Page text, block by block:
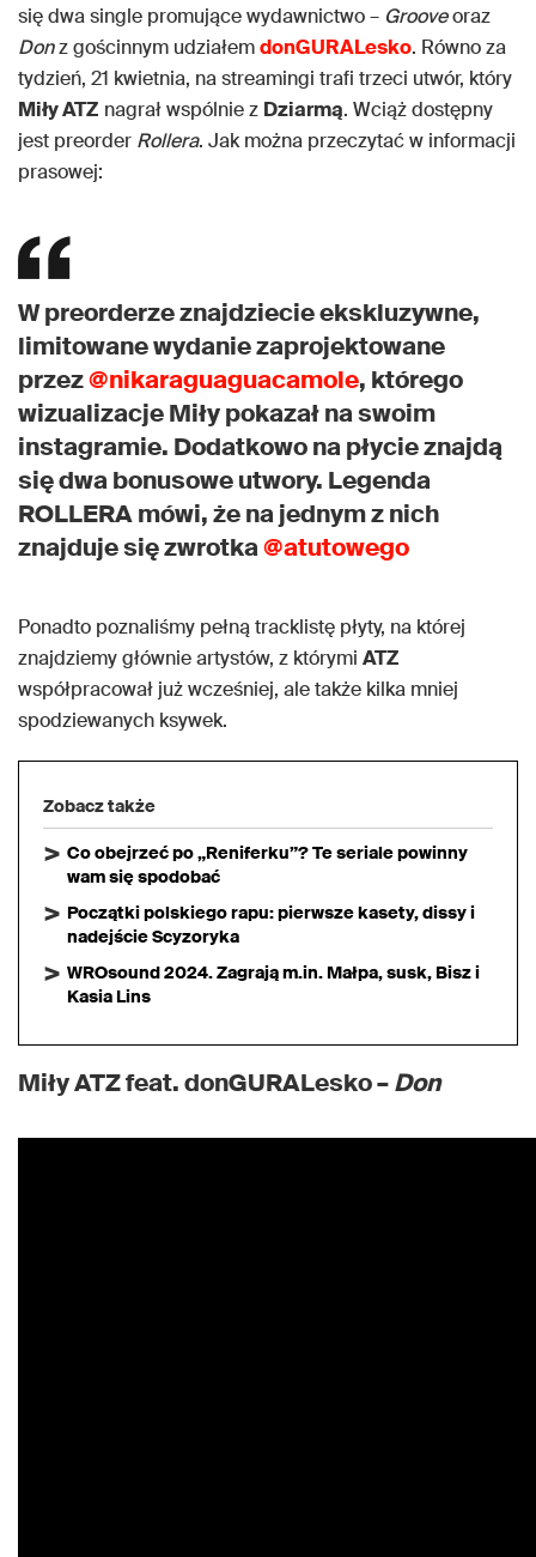
się dwa single promujące wydawnictwo – Grooveoraz
Donz gościnnym udziałemdonGURALesko. Równo za
tydzień, 21 kwietnia, na streamingi trafi trzeci utwór, który
Miły ATZ nagrał wspólnie z Dziarmą. Wciąż dostępny
jest preorder Rollera. Jak można przeczytać w informacji
prasowej:
W preorderze znajdziecie ekskluzywne,
limitowane wydanie zaprojektowane
przez@nikaraguaguacamole, którego
wizualizacje Miły pokazał na swoim
instagramie. Dodatkowo na płycie znajdą
się dwa bonusowe utwory. Legenda
ROLLERA mówi, że na jednym z nich
znajduje się zwrotka@atutowego
Ponadto poznaliśmy pełną tracklistę płyty, na której
znajdziemy głównie artystów, z którymi ATZ
współpracował już wcześniej, ale także kilka mniej
spodziewanych ksywek.
Zobacz także
Co obejrzeć po „Reniferku”? Te seriale powinny
wam się spodobać
Początki polskiego rapu: pierwsze kasety, dissy i
nadejście Scyzoryka
WROsound 2024. Zagrają m.in. Małpa, susk, Bisz i
Kasia Lins
Miły ATZ feat. donGURALesko –Don